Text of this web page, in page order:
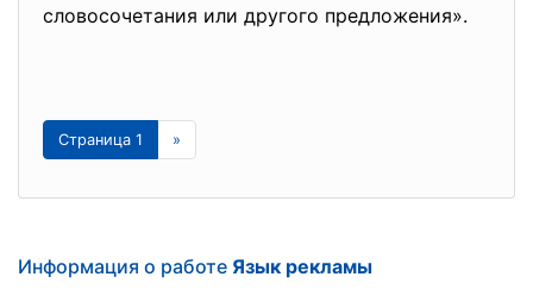
словосочетания или другого предложения».
Страница 1 »
Информация о работе Язык рекламы